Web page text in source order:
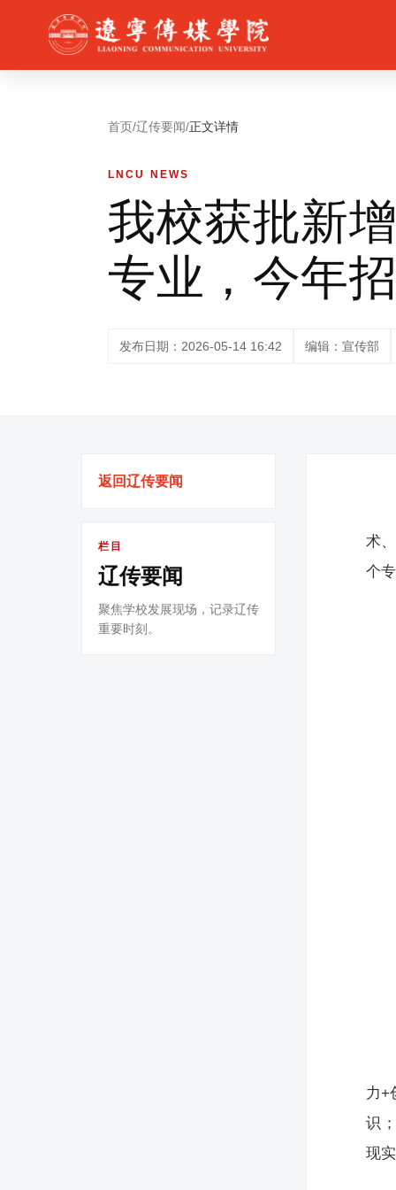
首页/辽传要闻/正文详情
LNCU NEWS
我校获批新
专业，今年
发布日期：2026-05-14 16:42 编辑：宣传部
返回辽传要闻
栏目
辽传要闻
聚焦学校发展现场，记录辽传
重要时刻。
术
个
力+
识
现